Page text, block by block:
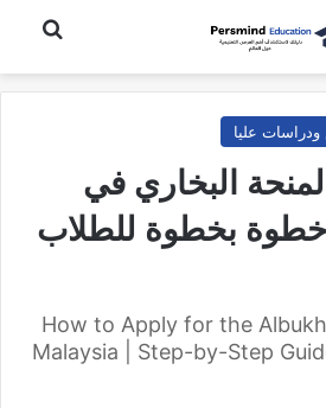
بحث عن
عليا
لمنحة البخاري في
خطوة بخطوة للطلاب
How to Apply for the
Malaysia | Step-by-Step